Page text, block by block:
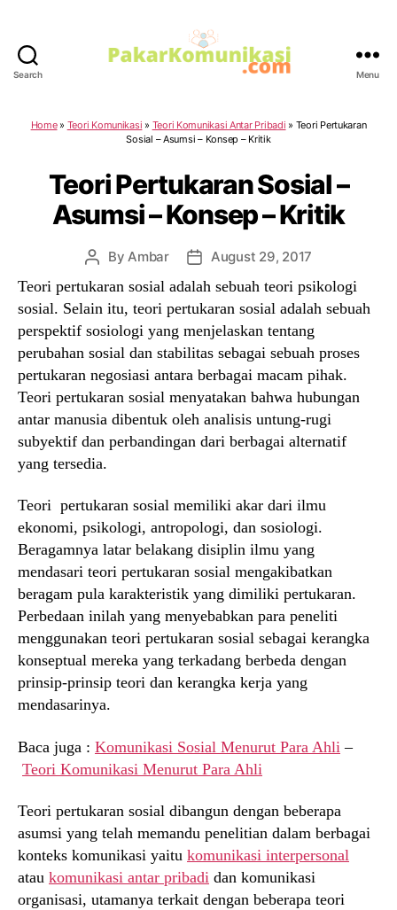
Search Menu
Home» Teori Komunikasi » Teori Komunikasi Antar Pribadi » Teori Pertukaran
Sosial – Asumsi – Konsep – Kritik
Teori Pertukaran Sosial –
Asumsi – Konsep – Kritik
Post
author
ByAmbar
Post
date
August 29, 2017
Teori pertukaran sosial adalah sebuah teori psikologi
sosial. Selain itu, teori pertukaran sosial adalah sebuah
perspektif sosiologi yang menjelaskan tentang
perubahan sosial dan stabilitas sebagai sebuah proses
pertukaran negosiasi antara berbagai macam pihak.
Teori pertukaran sosial menyatakan bahwa hubungan
antar manusia dibentuk oleh analisis untung-rugi
subyektif dan perbandingan dari berbagai alternatif
yang tersedia.
Teori pertukaran sosial memiliki akar dari ilmu
ekonomi, psikologi, antropologi, dan sosiologi.
Beragamnya latar belakang disiplin ilmu yang
mendasari teori pertukaran sosial mengakibatkan
beragam pula karakteristik yang dimiliki pertukaran.
Perbedaan inilah yang menyebabkan para peneliti
menggunakan teori pertukaran sosial sebagai kerangka
konseptual mereka yang terkadang berbeda dengan
prinsip-prinsip teori dan kerangka kerja yang
mendasarinya.
Baca juga : Komunikasi Sosial Menurut Para Ahli –
Teori Komunikasi Menurut Para Ahli
Teori pertukaran sosial dibangun dengan beberapa
asumsi yang telah memandu penelitian dalam berbagai
konteks komunikasi yaitu komunikasi interpersonal
atau komunikasi antar pribadi dan komunikasi
organisasi, utamanya terkait dengan beberapa teori